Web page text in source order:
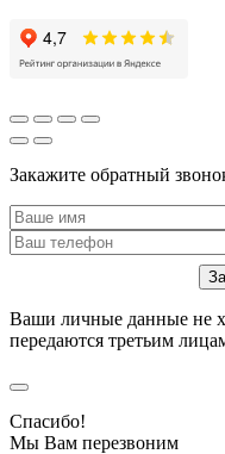
Закажите обратный
Ваши личные данные не
передаются третьим
Спасибо!
Мы Вам перезвоним